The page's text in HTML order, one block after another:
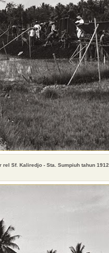
rel Sf. Kaliredjo - Sta. Sumpiuh tahun 1912